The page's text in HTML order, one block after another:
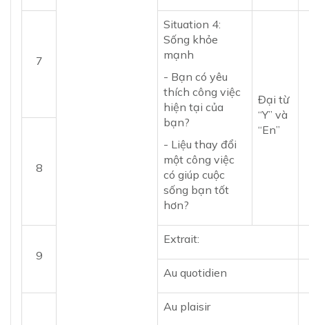
7
Situation 4:
Sống khỏe
mạnh
- Bạn có yêu
thích công việc
hiện tại của
bạn?
- Liệu thay đổi
một công việc
có giúp cuộc
sống bạn tốt
hơn?
Đại từ
“Y” và
“En”
8
9
Extrait:
Au quotidien
Au plaisir